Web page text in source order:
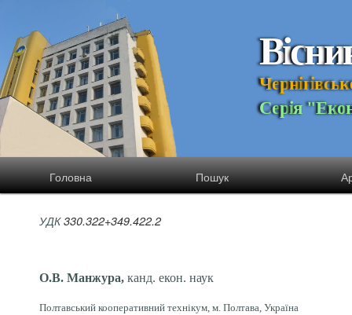
Вісни
Чернігівськ
Серія "Еко
Головна Пошук
УДК330.322+349.422.2
О.В. Манжура, канд. екон. наук
Полтавський кооперативний технікум, м. Полтава, Україна